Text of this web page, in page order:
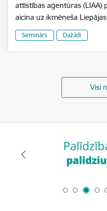
attīstības aģentūras (LIAA)
aicina uz ikmēneša
Seminārs Dažādi
Visi